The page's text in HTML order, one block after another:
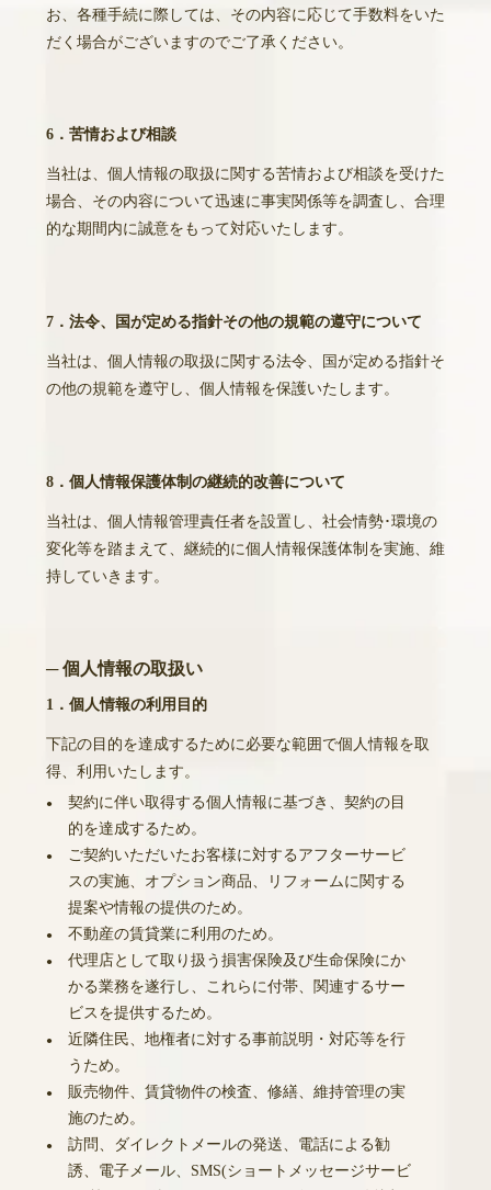
お、各種手続に際しては、その内容に応じて手数料をいた
だく場合がございますのでご了承ください。
6．苦情および相談
当社は、個人情報の取扱に関する苦情および相談を受けた
場合、その内容について迅速に事実関係等を調査し、合理
的な期間内に誠意をもって対応いたします。
7．法令、国が定める指針その他の規範の遵守について
当社は、個人情報の取扱に関する法令、国が定める指針そ
の他の規範を遵守し、個人情報を保護いたします。
8．個人情報保護体制の継続的改善について
当社は、個人情報管理責任者を設置し、社会情勢･環境の
変化等を踏まえて、継続的に個人情報保護体制を実施、維
持していきます。
─ 個人情報の取扱い
1．個人情報の利用目的
下記の目的を達成するために必要な範囲で個人情報を取
得、利用いたします。
●
契約に伴い取得する個人情報に基づき、契約の目
的を達成するため。
●
ご契約いただいたお客様に対するアフターサービ
スの実施、オプション商品、リフォームに関する
提案や情報の提供のため。
● 不動産の賃貸業に利用のため。
●
代理店として取り扱う損害保険及び生命保険にか
かる業務を遂行し、これらに付帯、関連するサー
ビスを提供するため。
●
近隣住民、地権者に対する事前説明・対応等を行
うため。
●
販売物件、賃貸物件の検査、修繕、維持管理の実
施のため。
●
訪問、ダイレクトメールの発送、電話による勧
誘、電子メール、SMS(ショートメッセージサービ